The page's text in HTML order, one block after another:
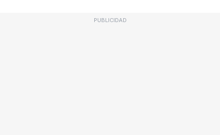
PUBLICIDAD